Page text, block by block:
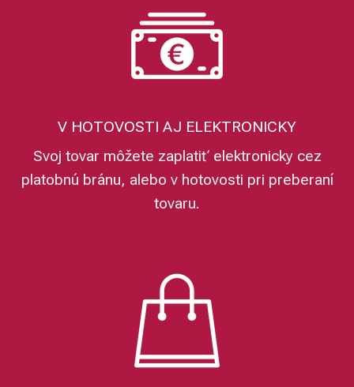
V HOTOVOSTI AJ ELEKTRONICKY
Svoj tovar môžete zaplatiť elektronicky cez
platobnú bránu, alebo v hotovosti pri preberaní
tovaru.